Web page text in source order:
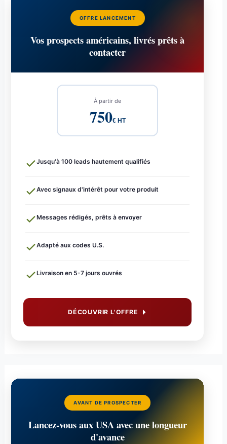
OFFRE LANCEMENT
Vos prospects américains, livrés prêts à
contacter
À partir de
750€ HT
Jusqu'à 100 leads hautement qualifiés
Avec signaux d'intérêt pour votre produit
Messages rédigés, prêts à envoyer
Adapté aux codes U.S.
Livraison en 5-7 jours ouvrés
DÉCOUVRIR L'OFFRE
AVANT DE PROSPECTER
Lancez-vous aux USA avec une longueur
d'avance